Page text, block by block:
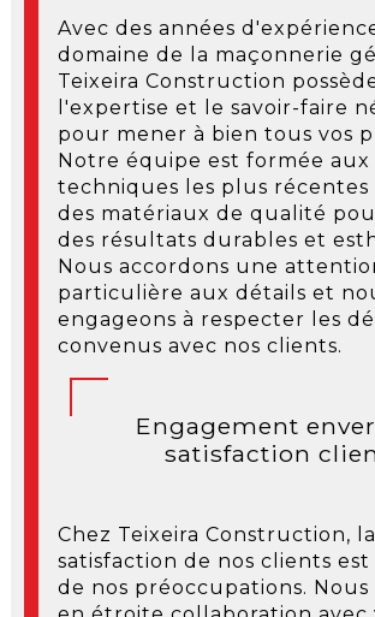
Avec des années
domaine de la maçonnerie
Teixeira Construction
l'expertise et le savoir-faire
pour mener à bien tous vos
Notre équipe est formée aux
techniques les plus récentes
des matériaux de qualité
des résultats durables et
Nous accordons une
particulière aux détails et
engageons à respecter les
convenus avec nos clients.
Engagement
satisfaction
Chez Teixeira Construction, la
satisfaction de nos clients
de nos préoccupations.